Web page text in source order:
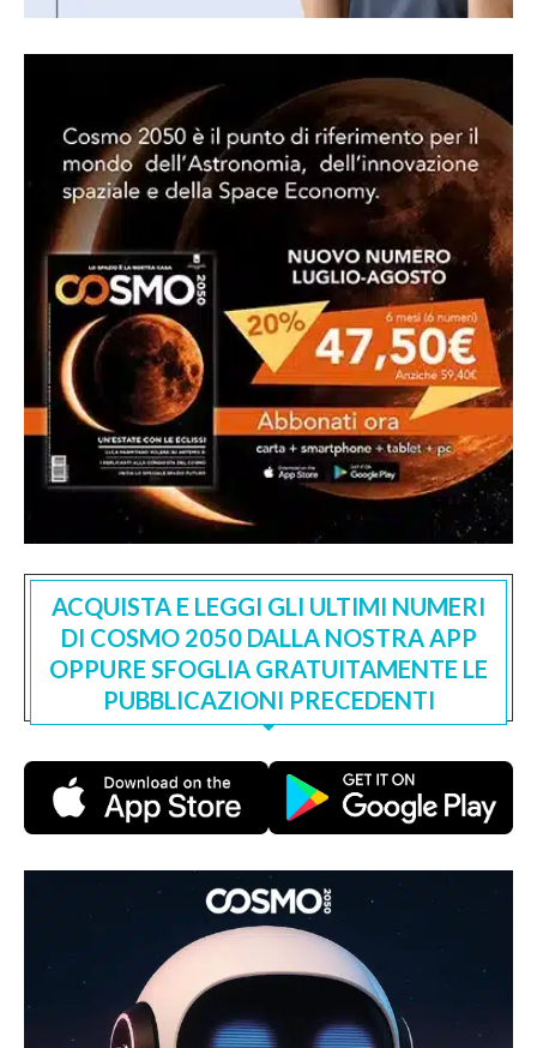
ACQUISTA E LEGGI GLI ULTIMI NUMERI
DI COSMO 2050 DALLA NOSTRA APP
OPPURE SFOGLIA GRATUITAMENTE LE
PUBBLICAZIONI PRECEDENTI